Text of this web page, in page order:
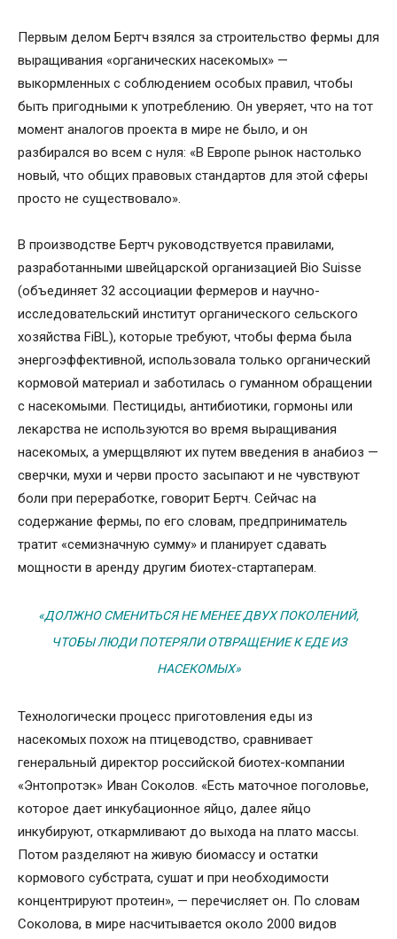
Первым делом Бертч взялся за строительство фермы для
выращивания «органических насекомых» —
выкормленных с соблюдением особых правил, чтобы
быть пригодными к употреблению. Он уверяет, что на тот
момент аналогов проекта в мире не было, и он
разбирался во всем с нуля: «В Европе рынок настолько
новый, что общих правовых стандартов для этой сферы
просто не существовало».
В производстве Бертч руководствуется правилами,
разработанными швейцарской организацией Bio Suisse
(объединяет 32 ассоциации фермеров и научно-
исследовательский институт органического сельского
хозяйства FiBL), которые требуют, чтобы ферма была
энергоэффективной, использовала только органический
кормовой материал и заботилась о гуманном обращении
с насекомыми. Пестициды, антибиотики, гормоны или
лекарства не используются во время выращивания
насекомых, а умерщвляют их путем введения в анабиоз —
сверчки, мухи и черви просто засыпают и не чувствуют
боли при переработке, говорит Бертч. Сейчас на
содержание фермы, по его словам, предприниматель
тратит «семизначную сумму» и планирует сдавать
мощности в аренду другим биотех-стартаперам.
«ДОЛЖНО СМЕНИТЬСЯ НЕ МЕНЕЕ ДВУХ ПОКОЛЕНИЙ,
ЧТОБЫ ЛЮДИ ПОТЕРЯЛИ ОТВРАЩЕНИЕ К ЕДЕ ИЗ
НАСЕКОМЫХ»
Технологически процесс приготовления еды из
насекомых похож на птицеводство, сравнивает
генеральный директор российской биотех-компании
«Энтопротэк» Иван Соколов. «Есть маточное поголовье,
которое дает инкубационное яйцо, далее яйцо
инкубируют, откармливают до выхода на плато массы.
Потом разделяют на живую биомассу и остатки
кормового субстрата, сушат и при необходимости
концентрируют протеин», — перечисляет он. По словам
Соколова, в мире насчитывается около 2000 видов